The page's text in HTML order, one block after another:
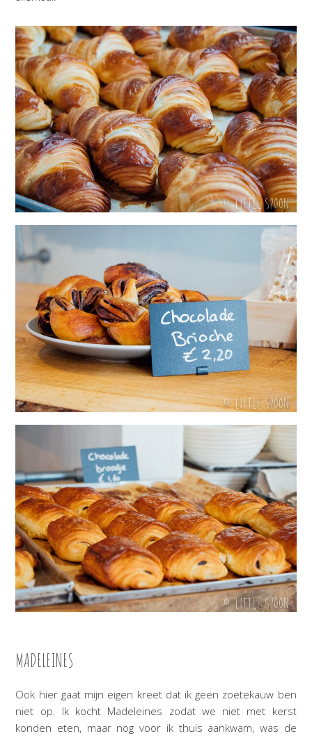
MADELEINES
Ook hier gaat mijn eigen kreet dat ik geen zoetekauw ben
niet op. Ik kocht Madeleines zodat we niet met kerst
konden eten, maar nog voor ik thuis aankwam, was de